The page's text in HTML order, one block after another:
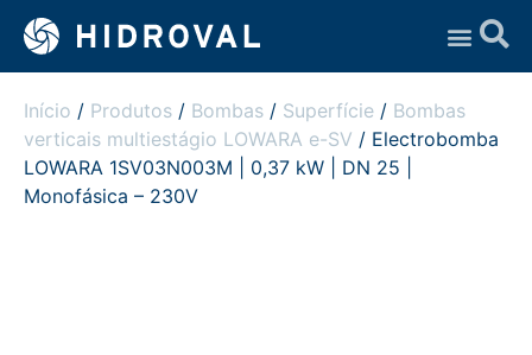
Início / Produtos / Bombas / Superfície / Bombas
verticais multiestágio LOWARA e-SV / Electrobomba
LOWARA 1SV03N003M | 0,37 kW | DN 25 |
Monofásica – 230V